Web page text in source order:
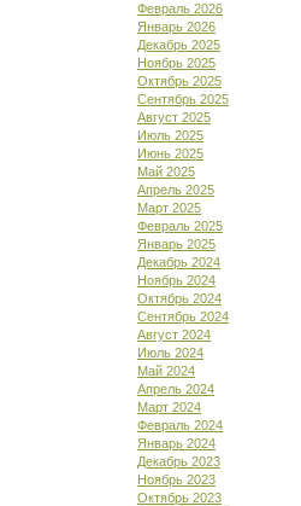
Февраль 2026
Январь 2026
Декабрь 2025
Ноябрь 2025
Октябрь 2025
Сентябрь 2025
Август 2025
Июль 2025
Июнь 2025
Май 2025
Апрель 2025
Март 2025
Февраль 2025
Январь 2025
Декабрь 2024
Ноябрь 2024
Октябрь 2024
Сентябрь 2024
Август 2024
Июль 2024
Май 2024
Апрель 2024
Март 2024
Февраль 2024
Январь 2024
Декабрь 2023
Ноябрь 2023
Октябрь 2023